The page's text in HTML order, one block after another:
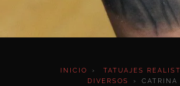
INICIO › TATUAJES
DIVERSOS
› CATRINA